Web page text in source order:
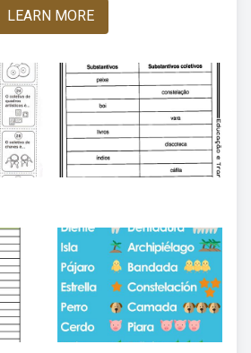
LEARN MORE